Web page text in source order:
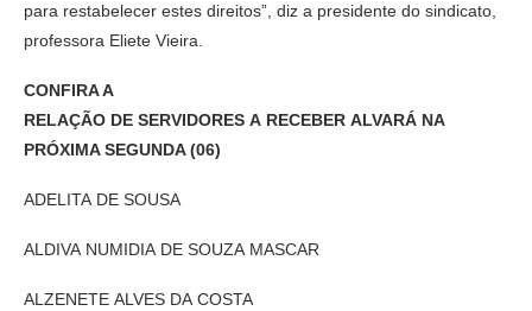
para restabelecer estes direitos”, diz a presidente do sindicato,
professora Eliete Vieira.
CONFIRA A
RELAÇÃO DE SERVIDORES A RECEBER ALVARÁ NA
PRÓXIMA SEGUNDA (06)
ADELITA DE SOUSA
ALDIVA NUMIDIA DE SOUZA MASCAR
ALZENETE ALVES DA COSTA